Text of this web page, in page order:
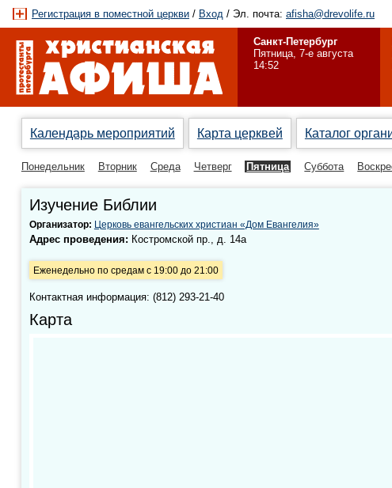
Регистрация в поместной церкви / Вход / Эл. почта: afisha@drevolife.ru
Санкт-Петербург
Пятница, 7-е августа
14:52
Календарь мероприятий Карта церквей Каталог
Понедельник Вторник Среда Четверг Пятница Суббота
Изучение Библии
Организатор: Церковь евангельских христиан «Дом Евангелия»
Адрес проведения: Костромской пр., д. 14а
Еженедельно по средам с 19:00 до 21:00
Контактная информация: (812) 293-21-40
Карта